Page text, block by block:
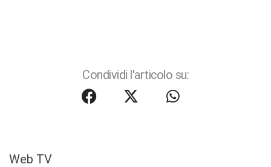
Condividi l'articolo su:
Web TV